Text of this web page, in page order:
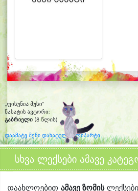
„ფისუნია მუსი“
ნახატის ავტორი:
გაბრიელი (8 წლის)
დაამატე შენი დახატული კლიპარტი
სხვა ლექსები ამავე
დაახლოებით ამავე ზომის